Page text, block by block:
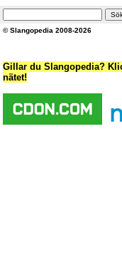
© Slangopedia 2008-2026
Gillar du Slangopedia?
nätet!